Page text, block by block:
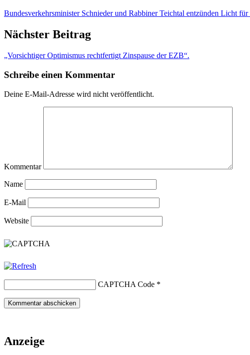
Bundesverkehrsminister Schnieder und Rabbiner Teichtal entzünden Licht
Nächster Beitrag
„Vorsichtiger Optimismus rechtfertigt Zinspause der EZB“.
Schreibe einen Kommentar
Deine E-Mail-Adresse wird nicht veröffentlicht.
Kommentar
Name
E-Mail
Website
CAPTCHA Code *
Anzeige